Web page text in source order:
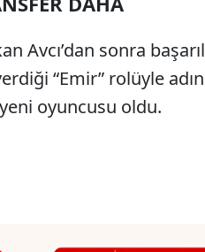
Avcı’dan sonra
“Emir” rolüyle
oyuncusu oldu.